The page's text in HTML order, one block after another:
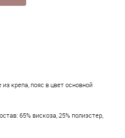
крепа, пояс в цвет основной
65% вискоза, 25% полиэстер,